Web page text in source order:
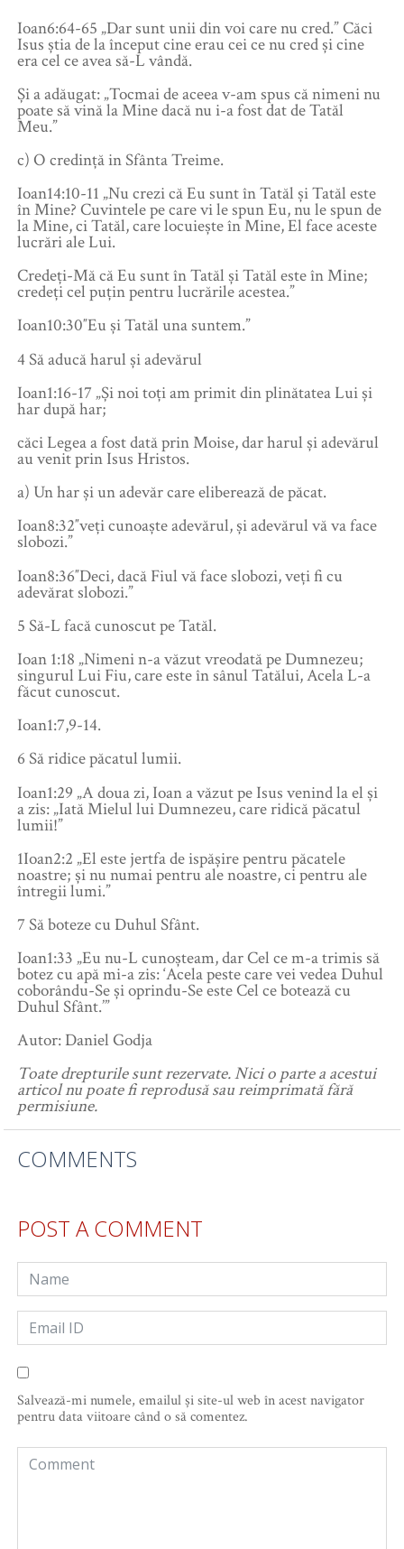
Ioan6:64-65 „Dar sunt unii din voi care nu cred.” Căci
Isus ştia de la început cine erau cei ce nu cred şi cine
era cel ce avea să-L vândă.
Şi a adăugat: „Tocmai de aceea v-am spus că nimeni nu
poate să vină la Mine dacă nu i-a fost dat de Tatăl
Meu.”
c) O credință in Sfânta Treime.
Ioan14:10-11 „Nu crezi că Eu sunt în Tatăl şi Tatăl este
în Mine? Cuvintele pe care vi le spun Eu, nu le spun de
la Mine, ci Tatăl, care locuieşte în Mine, El face aceste
lucrări ale Lui.
Credeţi-Mă că Eu sunt în Tatăl şi Tatăl este în Mine;
credeţi cel puţin pentru lucrările acestea.”
Ioan10:30″Eu și Tatăl una suntem.”
4 Să aducă harul și adevărul
Ioan1:16-17 „Şi noi toţi am primit din plinătatea Lui şi
har după har;
căci Legea a fost dată prin Moise, dar harul şi adevărul
au venit prin Isus Hristos.
a) Un har și un adevăr care eliberează de păcat.
Ioan8:32″veţi cunoaşte adevărul, şi adevărul vă va face
slobozi.”
Ioan8:36″Deci, dacă Fiul vă face slobozi, veţi fi cu
adevărat slobozi.”
5 Să-L facă cunoscut pe Tatăl.
Ioan 1:18 „Nimeni n-a văzut vreodată pe Dumnezeu;
singurul Lui Fiu, care este în sânul Tatălui, Acela L-a
făcut cunoscut.
Ioan1:7,9-14.
6 Să ridice păcatul lumii.
Ioan1:29 „A doua zi, Ioan a văzut pe Isus venind la el şi
a zis: „Iată Mielul lui Dumnezeu, care ridică păcatul
lumii!”
1Ioan2:2 „El este jertfa de ispăşire pentru păcatele
noastre; şi nu numai pentru ale noastre, ci pentru ale
întregii lumi.”
7 Să boteze cu Duhul Sfânt.
Ioan1:33 „Eu nu-L cunoşteam, dar Cel ce m-a trimis să
botez cu apă mi-a zis: ‘Acela peste care vei vedea Duhul
coborându-Se şi oprindu-Se este Cel ce botează cu
Duhul Sfânt.’”
Autor: Daniel Godja
Toate drepturile sunt rezervate. Nici o parte a acestui
articol nu poate fi reprodusă sau reimprimată fără
permisiune.
COMMENTS
POST A COMMENT
Salvează-mi numele, emailul și site-ul web în acest navigator
pentru data viitoare când o să comentez.